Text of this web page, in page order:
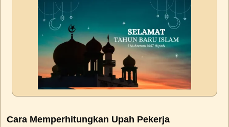
Cara Memperhitungkan Upah Pekerja